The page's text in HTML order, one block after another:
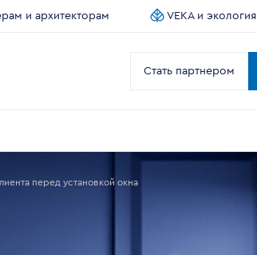
и архитекторам VEKA и экология
Стать партнером
перед установкой окна